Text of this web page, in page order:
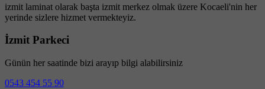
izmit laminat olarak başta izmit merkez olmak üzere Kocaeli'nin her
yerinde sizlere hizmet vermekteyiz.
İzmit Parkeci
Günün her saatinde bizi arayıp bilgi alabilirsiniz
0543 454 55 90